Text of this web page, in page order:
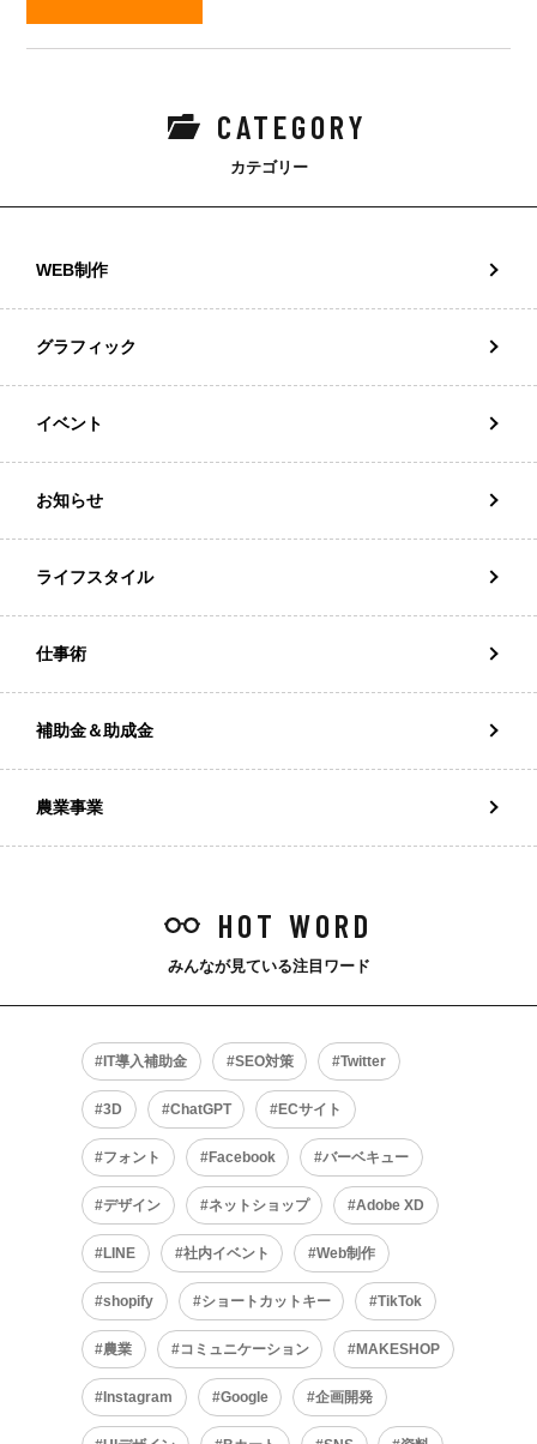
CATEGORY
カテゴリー
WEB制作
グラフィック
イベント
お知らせ
ライフスタイル
仕事術
補助金＆助成金
農業事業
HOT WORD
みんなが見ている注目ワード
IT導入補助金 SEO対策 Twitter
3D ChatGPT ECサイト
フォント Facebook バーベキュー
デザイン ネットショップ Adobe XD
LINE 社内イベント Web制作
shopify ショートカットキー TikTok
農業 コミュニケーション MAKESHOP
Instagram Google 企画開発